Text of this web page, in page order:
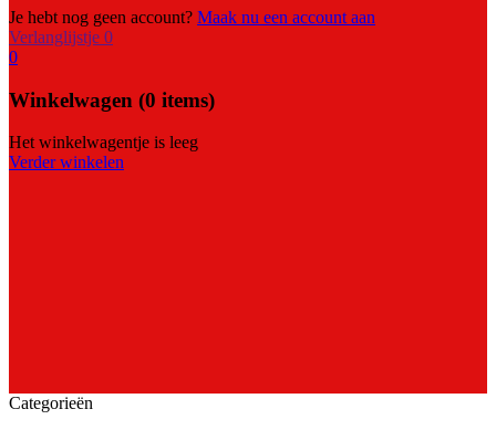
Je hebt nog geen account? Maak nu een account aan
Verlanglijstje 0
0
Winkelwagen (0 items)
Het winkelwagentje is leeg
Verder winkelen
Categorieën